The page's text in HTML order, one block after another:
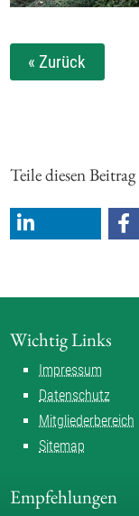
« Zurück
Teile diesen
Wichtig Links
Impressum
Datenschutz
Mitgliederbereich
Sitemap
Empfehlungen